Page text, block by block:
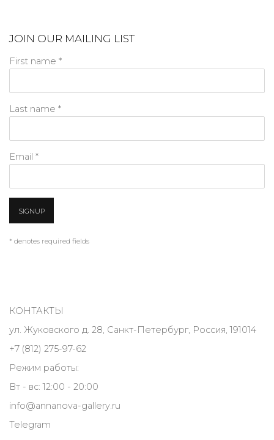
JOIN OUR MAILING LIST
First name *
Last name *
Email *
SIGNUP
* denotes required fields
КОНТАКТЫ
ул. Жуковского д. 28, Санкт-Петербург, Россия, 191014
+7 (812) 275-97-62
Режим работы:
Вт - вс: 12:00 - 20:00
info@annanova-gallery.ru
Telegram